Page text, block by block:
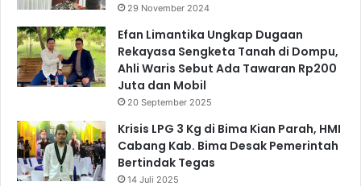
29 November 2024
Efan Limantika Ungkap Dugaan
Rekayasa Sengketa Tanah di Dompu,
Ahli Waris Sebut Ada Tawaran Rp200
Juta dan Mobil
20 September 2025
Krisis LPG 3 Kg di Bima Kian Parah, HMI
Cabang Kab. Bima Desak Pemerintah
Bertindak Tegas
14 Juli 2025